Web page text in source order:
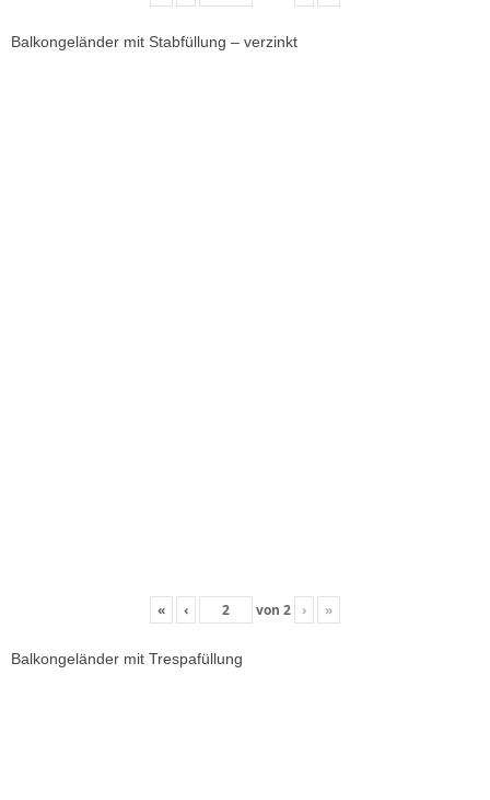
Balkongeländer mit Stabfüllung – verzinkt
« ‹ von 2 › »
Balkongeländer mit Trespafüllung